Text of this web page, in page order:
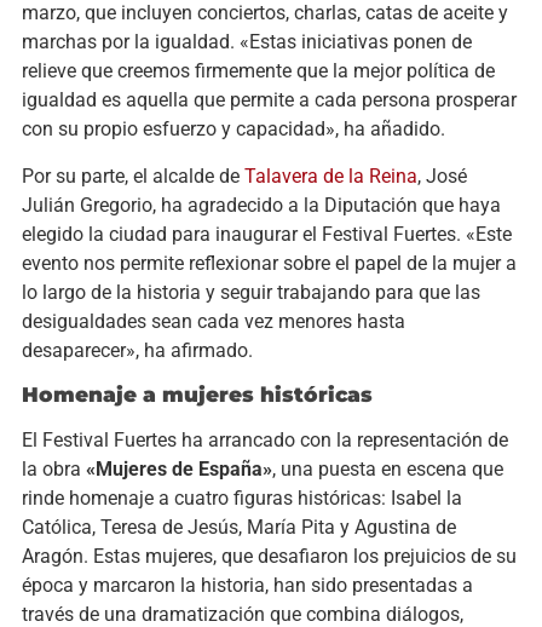
marzo, que incluyen conciertos, charlas, catas de aceite y
marchas por la igualdad. «Estas iniciativas ponen de
relieve que creemos firmemente que la mejor política de
igualdad es aquella que permite a cada persona prosperar
con su propio esfuerzo y capacidad», ha añadido.
Por su parte, el alcalde de Talavera de la Reina, José
Julián Gregorio, ha agradecido a la Diputación que haya
elegido la ciudad para inaugurar el Festival Fuertes. «Este
evento nos permite reflexionar sobre el papel de la mujer a
lo largo de la historia y seguir trabajando para que las
desigualdades sean cada vez menores hasta
desaparecer», ha afirmado.
Homenaje a mujeres históricas
El Festival Fuertes ha arrancado con la representación de
la obra «Mujeres de España», una puesta en escena que
rinde homenaje a cuatro figuras históricas: Isabel la
Católica, Teresa de Jesús, María Pita y Agustina de
Aragón. Estas mujeres, que desafiaron los prejuicios de su
época y marcaron la historia, han sido presentadas a
través de una dramatización que combina diálogos,